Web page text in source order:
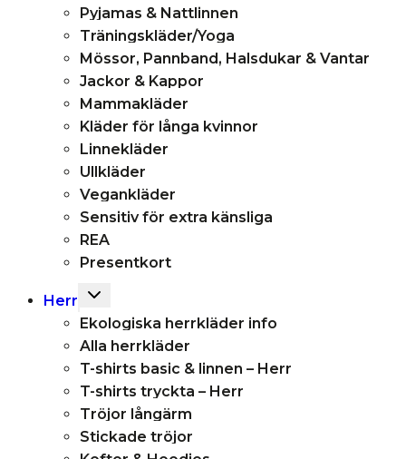
Pyjamas & Nattlinnen
Träningskläder/Yoga
Mössor, Pannband, Halsdukar & Vantar
Jackor & Kappor
Mammakläder
Kläder för långa kvinnor
Linnekläder
Ullkläder
Vegankläder
Sensitiv för extra känsliga
REA
Presentkort
Herr
Toggle
menu
Ekologiska herrkläder info
Alla herrkläder
T-shirts basic & linnen – Herr
T-shirts tryckta – Herr
Tröjor långärm
Stickade tröjor